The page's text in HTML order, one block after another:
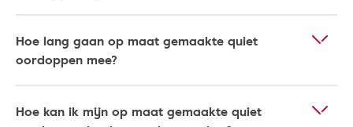
Hoe lang gaan op maat gemaakte quiet
oordoppen mee?
Hoe kan ik mijn op maat gemaakte quiet